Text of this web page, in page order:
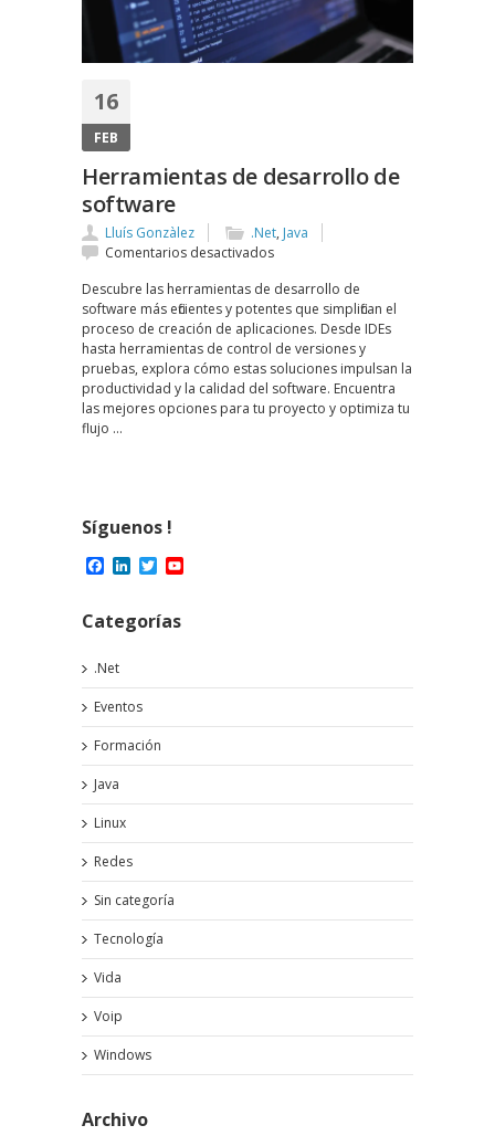
16
FEB
Herramientas de desarrollo de
software
Lluís Gonzàlez .Net, Java
Comentarios desactivadosen
de
desarrollo
de
software
Descubre las herramientas de desarrollo de
software más eficientes y potentes que simplifican el
proceso de creación de aplicaciones. Desde IDEs
hasta herramientas de control de versiones y
pruebas, explora cómo estas soluciones impulsan la
productividad y la calidad del software. Encuentra
las mejores opciones para tu proyecto y optimiza tu
flujo …
Síguenos !
Facebook
LinkedIn
Twitter
Categorías
.Net
Eventos
Formación
Java
Linux
Redes
Sin categoría
Tecnología
Vida
Voip
Windows
Archivo